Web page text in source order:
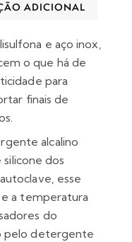
ADICIONAL
e aço inox,
o que há de
para
finais de
alcalino
dos
esse
e a temperatura
do
pelo detergente